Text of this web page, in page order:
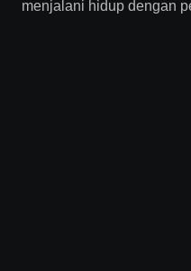
menjalani hidup dengan